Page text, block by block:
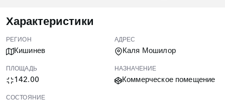
Характеристики
РЕГИОН
Кишинев
АДРЕС
Каля Мошилор
ПЛОЩАДЬ
142.00
НАЗНАЧЕНИЕ
Коммерческое помещение
СОСТОЯНИЕ